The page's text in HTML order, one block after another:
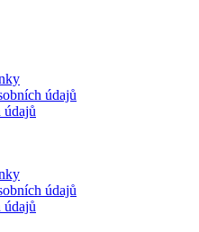
údajů
údajů
údajů
údajů